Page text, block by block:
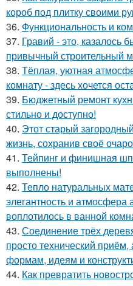
короб под плитку своими
36. Функциональность и
37. Гравий - это, казалось
привычный строительный
38. Тёплая, уютная
комнату - здесь хочется
39. Бюджетный ремонт
стильно и доступно!
40. Этот старый
жизнь, сохранив своё
41. Тейпинг и финишная
выполнены!
42. Тепло натуральных
элегантность и атмосфера
воплотилось в ванной
43. Соединение трёх
просто технический
формам, идеям и
44. Как превратить